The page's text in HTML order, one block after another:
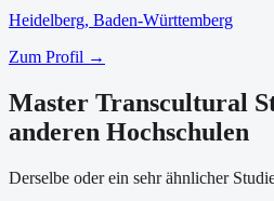
Heidelberg, Baden-Württemberg
Zum Profil →
Master Transcultural
anderen Hochschulen
Derselbe oder ein sehr ähnlicher